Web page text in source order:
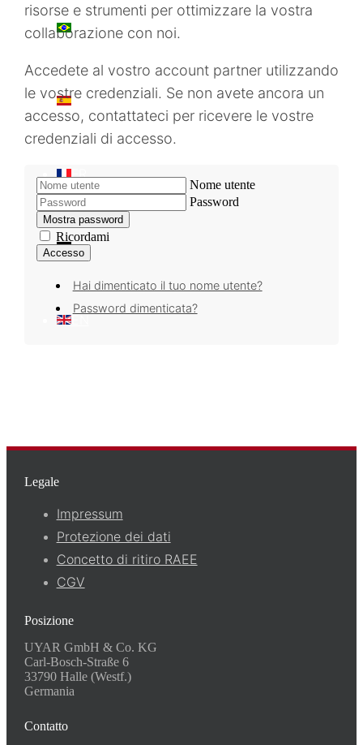
PT
ES
FR
DE
EN
risorse e strumenti per ottimizzare la vostra
collaborazione con noi.
Accedete al vostro account partner utilizzando
le vostre credenziali. Se non avete ancora un
accesso, contattateci per ricevere le vostre
credenziali di accesso.
Nome utente
Password
Mostra password
Ricordami
Accesso
Hai dimenticato il tuo nome utente?
Password dimenticata?
Legale
Impressum
Protezione dei dati
Concetto di ritiro RAEE
CGV
Posizione
UYAR GmbH & Co. KG
Carl-Bosch-Straße 6
33790 Halle (Westf.)
Germania
Contatto